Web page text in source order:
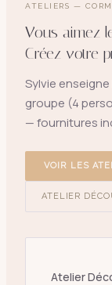
ATELIERS —
Vous aimez
Créez votre
Sylvie
groupe (4
— fournitures
VOIR LES
ATELIER
Atelier